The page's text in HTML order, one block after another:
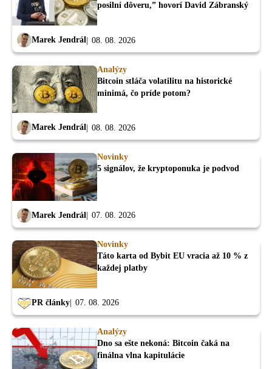
posilní dôveru,” hovorí David Zábranský
Marek Jendrál 08. 08. 2026
Analýzy
Bitcoin stláča volatilitu na historické
minimá, čo príde potom?
Marek Jendrál 08. 08. 2026
Novinky
5 signálov, že kryptoponuka je podvod
Marek Jendrál 07. 08. 2026
Novinky
Táto karta od Bybit EU vracia až 10 % z
každej platby
PR články 07. 08. 2026
Analýzy
Dno sa ešte nekoná: Bitcoin čaká na
finálna vlna kapitulácie